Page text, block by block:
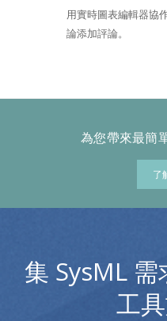
用實時圖表編輯器協
論添加評論。
為您帶來最簡
了
集 SysML
工